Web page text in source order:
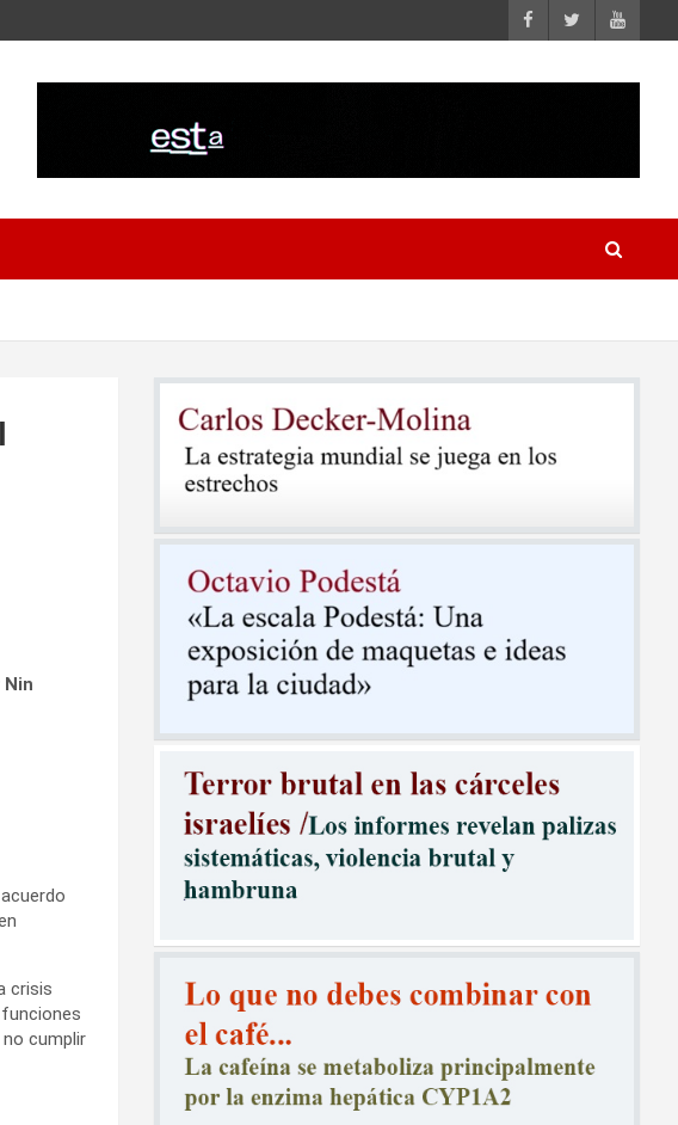
crisis
cumplir